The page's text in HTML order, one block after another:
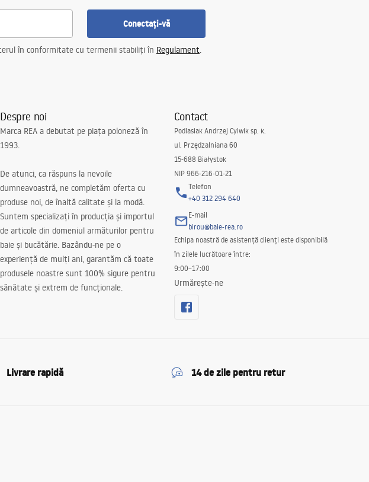
Conectați-vă
în conformitate cu termenii stabiliți în Regulament.
Despre noi
Marca REA a debutat pe piața poloneză în
1993.
De atunci, ca răspuns la nevoile
dumneavoastră, ne completăm oferta cu
produse noi, de înaltă calitate și la modă.
Suntem specializați în producția și importul
de articole din domeniul armăturilor pentru
baie și bucătărie. Bazându-ne pe o
experiență de mulți ani, garantăm că toate
produsele noastre sunt 100% sigure pentru
sănătate și extrem de funcționale.
Contact
Podlasiak Andrzej Cylwik sp. k.
ul. Przędzalniana 60
15-688 Białystok
NIP 966-216-01-21
Telefon
+40 312 294 640
E-mail
birou@baie-rea.ro
Echipa noastră de asistență clienți este disponibilă
în zilele lucrătoare între:
9:00–17:00
Urmărește-ne
Livrare rapidă 14 de zile pentru retur